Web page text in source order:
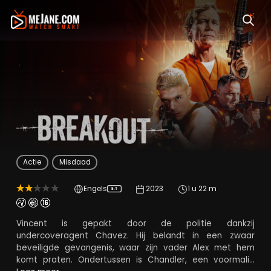
Breakout
Actie Misdaad
Engels 5.1 2023 1 u 22 m
Vincent is gepakt door de politie dankzij
undercoveragent Chavez. Hij belandt in een zwaar
beveiligde gevangenis, waar zijn vader Alex met hem
komt praten. Ondertussen is Chandler, een voormalig